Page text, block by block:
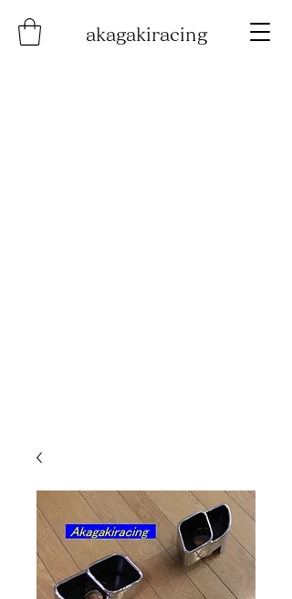
akagakiracing